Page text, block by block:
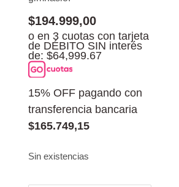
$194.999,00
o en 3 cuotas con tarjeta
de DÉBITO SIN interés
de: $64,999.67
15% OFF pagando con
transferencia bancaria
$165.749,15
Sin existencias